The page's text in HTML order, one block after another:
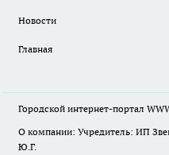
Новости
Главная
Городской интернет-портал
О компании: Учредитель: ИП
Ю.Г.